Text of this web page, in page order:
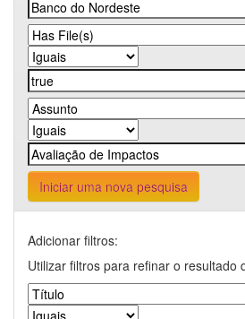
Iniciar uma nova pesquisa
Adicionar filtros:
Utilizar filtros para refinar o resultado